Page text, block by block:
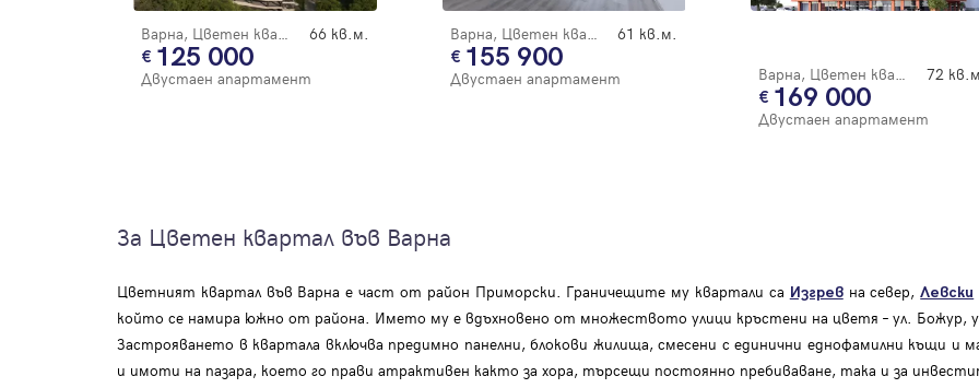
Варна, Цветен квартал 66 кв.м.
125 000
Двустаен апартамент
Варна, Цветен квартал 61 кв.м.
155 900
Двустаен апартамент 72
169 000
Двустаен апартамент
За Цветен квартал във Варна
Цветният квартал във Варна е част от район Приморски. Граничещите му квартали са Изгревна север,Левски
който се намира южно от района. Името му е вдъхновено от множеството улици кръстени на цветя – ул. Божур,
Застрояването в квартала включва предимно панелни, блокови жилища, смесени с единични еднофамилни къщи и
и имоти на пазара, което го прави атрактивен както за хора, търсещи постоянно пребиваване, така и за
Вход с имейл